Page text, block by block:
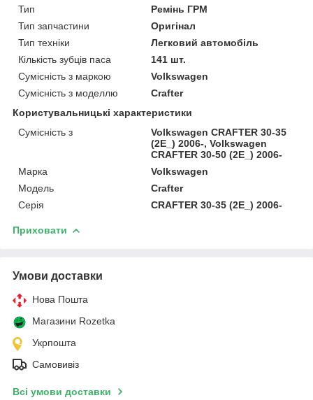
Тип
Ремінь ГРМ
Тип запчастини
Оригінал
Тип техніки
Легковий автомобіль
Кількість зубців паса
141 шт.
Сумісність з маркою
Volkswagen
Сумісність з моделлю
Crafter
Користувальницькі характеристики
Сумісність з
Volkswagen CRAFTER 30-35
(2E_) 2006-, Volkswagen
CRAFTER 30-50 (2E_) 2006-
Марка
Volkswagen
Модель
Crafter
Серія
CRAFTER 30-35 (2E_) 2006-
Приховати
Умови доставки
Нова Пошта
Магазини Rozetka
Укрпошта
Самовивіз
Всі умови доставки